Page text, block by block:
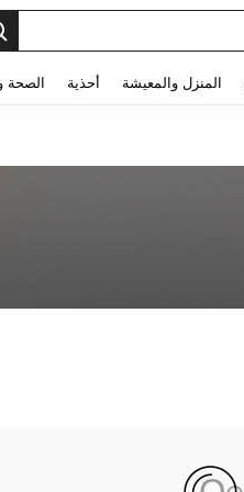
المنزل والمعيشة أحذية الصحة